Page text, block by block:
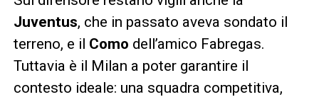
Juventus, che in passato aveva sondato il
terreno, e il Como dell’amico Fabregas.
Tuttavia è il Milan a poter garantire il
contesto ideale: una squadra competitiva,